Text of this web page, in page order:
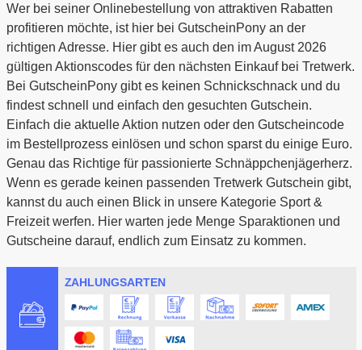
Wer bei seiner Onlinebestellung von attraktiven Rabatten
profitieren möchte, ist hier bei GutscheinPony an der
richtigen Adresse. Hier gibt es auch den im August 2026
gültigen Aktionscodes für den nächsten Einkauf bei Tretwerk.
Bei GutscheinPony gibt es keinen Schnickschnack und du
findest schnell und einfach den gesuchten Gutschein.
Einfach die aktuelle Aktion nutzen oder den Gutscheincode
im Bestellprozess einlösen und schon sparst du einige Euro.
Genau das Richtige für passionierte Schnäppchenjägerherz.
Wenn es gerade keinen passenden Tretwerk Gutschein gibt,
kannst du auch einen Blick in unsere Kategorie Sport &
Freizeit werfen. Hier warten jede Menge Sparaktionen und
Gutscheine darauf, endlich zum Einsatz zu kommen.
ZAHLUNGSARTEN